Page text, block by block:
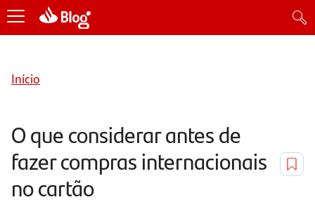
Início
O que considerar antes de
fazer compras internacionais
no cartão